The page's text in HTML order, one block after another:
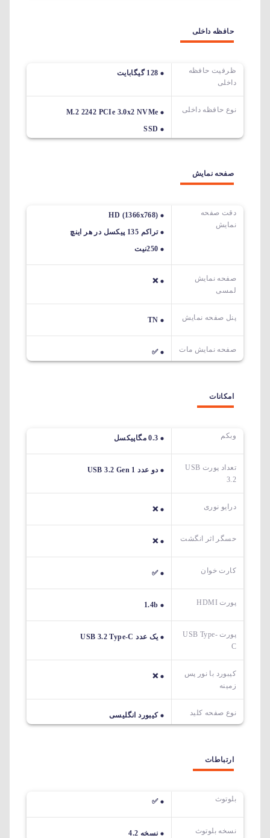
حافظه داخلی
ظرفیت حافظه
داخلی
128 گیگابایت
نوع حافظه داخلی
M.2 2242 PCIe 3.0x2 NVMe
SSD
صفحه نمایش
دقت صفحه
نمایش
HD (1366x768)
تراکم 135 پیکسل در هر اینچ
250نیت
صفحه نمایش
لمسی
❌
پنل صفحه نمایش TN
صفحه نمایش مات ✅
امکانات
وبکم 0.3 مگاپیکسل
تعداد پورت USB
3.2
دو عدد USB 3.2 Gen 1
درایو نوری ❌
حسگر اثر انگشت ❌
کارت خوان ✅
پورت HDMI 1.4b
پورت USB Type-
C
یک عدد USB 3.2 Type-C
کیبورد با نور پس
زمینه
❌
نوع صفحه کلید کیبورد انگلیسی
ارتباطات
بلوتوث ✅
نسخه بلوتوث نسخه 4.2